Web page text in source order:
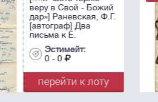
сможете загнать ее
за десятку…»]
Паустовский, К.Г.
[автограф].
"Последний черт"
перейти к лоту